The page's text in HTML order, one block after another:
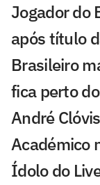
Jogador do
após título
Brasileiro
fica perto
André
Académico
Ídolo do